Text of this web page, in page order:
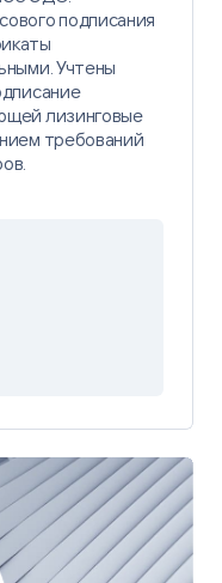
подписания
Учтены
лизинговые
требований